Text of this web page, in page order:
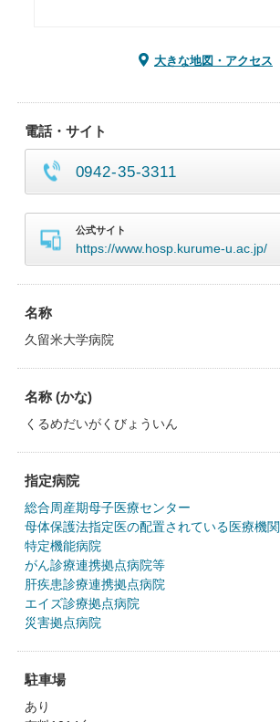
大きな地図・アクセス
電話・サイト
0942-35-3311
公式サイト
https://www.hosp.kurume-u.ac.jp/
名称
久留米大学病院
名称 (かな)
くるめだいがくびょういん
指定病院
総合周産期母子医療センター
母体保護法指定医の配置されている医療機関
特定機能病院
がん診療連携拠点病院等
肝疾患診療連携拠点病院
エイズ診療拠点病院
災害拠点病院
駐車場
あり